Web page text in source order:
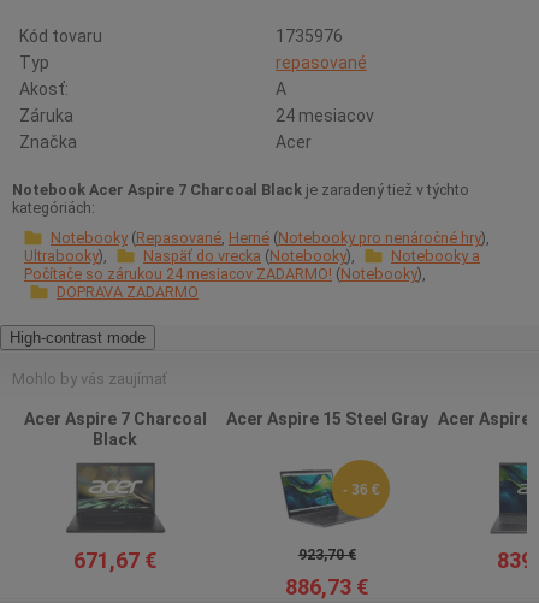
Kód tovaru
1735976
Typ
repasované
Akosť:
A
Záruka
24 mesiacov
Značka
Acer
Notebook Acer Aspire 7 Charcoal Black je zaradený tiež v týchto
kategóriách:
Notebooky Repasované Herné Notebooky pro nenáročné hry
Ultrabooky
Naspäť do vrecka Notebooky
Notebooky a
Počítače so zárukou 24 mesiacov ZADARMO! Notebooky
DOPRAVA ZADARMO
High-contrast mode
Mohlo by vás zaujímať
Acer Aspire 7 Charcoal
Black
671,67 €
Acer Aspire 15 Steel Gray
- 36 €
923,70 €
886,73 €
Acer Aspire